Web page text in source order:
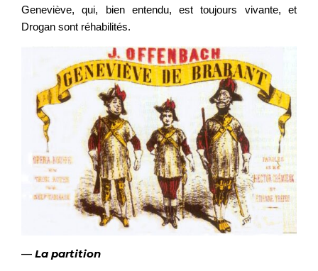
Geneviève, qui, bien entendu, est toujours vivante, et
Drogan sont réhabilités.
— La partition